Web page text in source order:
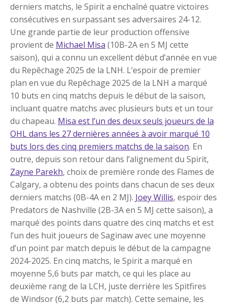
derniers matchs, le Spirit a enchaîné quatre victoires
consécutives en surpassant ses adversaires 24-12.
Une grande partie de leur production offensive
provient de Michael Misa (10B-2A en 5 MJ cette
saison), qui a connu un excellent début d’année en vue
du Repêchage 2025 de la LNH. L’espoir de premier
plan en vue du Repêchage 2025 de la LNH a marqué
10 buts en cinq matchs depuis le début de la saison,
incluant quatre matchs avec plusieurs buts et un tour
du chapeau. Misa est l’un des deux seuls joueurs de la
OHL dans les 27 dernières années à avoir marqué 10
buts lors des cinq premiers matchs de la saison. En
outre, depuis son retour dans l’alignement du Spirit,
Zayne Parekh, choix de première ronde des Flames de
Calgary, a obtenu des points dans chacun de ses deux
derniers matchs (0B-4A en 2 MJ). Joey Willis, espoir des
Predators de Nashville (2B-3A en 5 MJ cette saison), a
marqué des points dans quatre des cinq matchs et est
l’un des huit joueurs de Saginaw avec une moyenne
d’un point par match depuis le début de la campagne
2024-2025. En cinq matchs, le Spirit a marqué en
moyenne 5,6 buts par match, ce qui les place au
deuxième rang de la LCH, juste derrière les Spitfires
de Windsor (6,2 buts par match). Cette semaine, les